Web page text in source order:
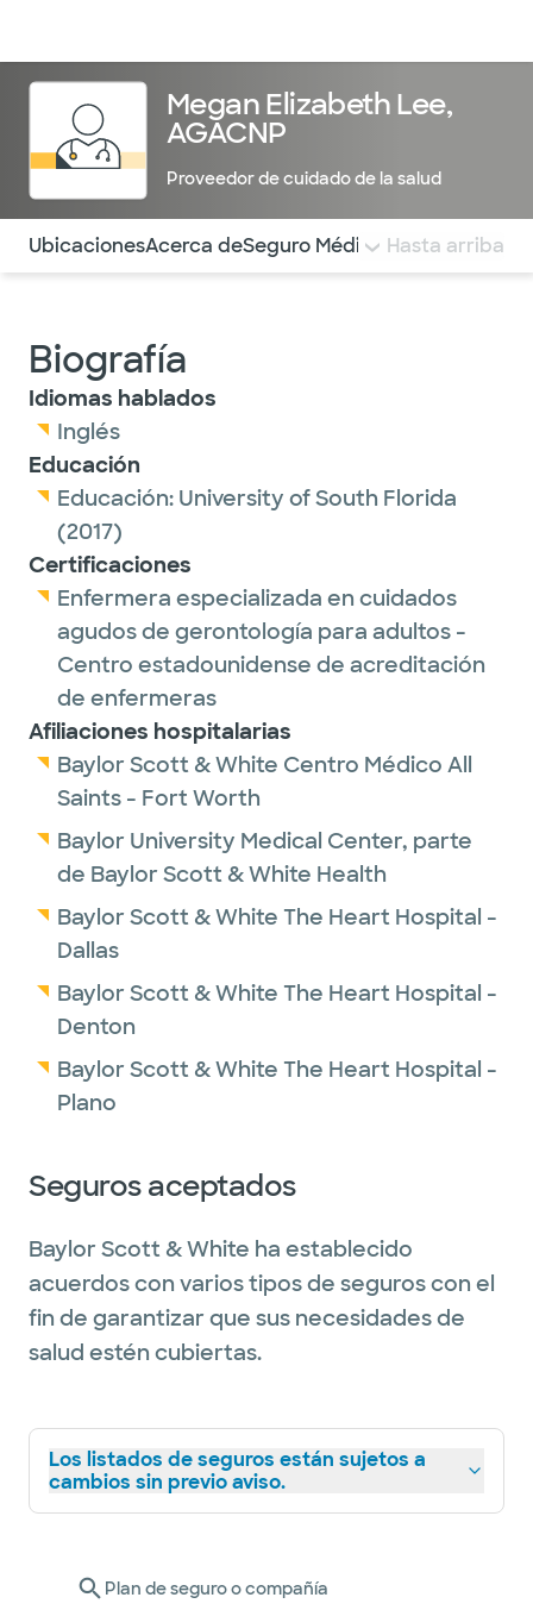
Megan Elizabeth Lee,
AGACNP
Proveedor de cuidado de la salud
Utilice esta navegación para saltar rápidamente a
UbicacionesAcerca deSeguro Médico COMENTARIOS
Hasta arriba
Biografía
Idiomas hablados
Inglés
Educación
Educación: University of South Florida
(2017)
Certificaciones
Enfermera especializada en cuidados
agudos de gerontología para adultos -
Centro estadounidense de acreditación
de enfermeras
Afiliaciones hospitalarias
Baylor Scott & White Centro Médico All
Saints - Fort Worth
Baylor University Medical Center, parte
de Baylor Scott & White Health
Baylor Scott & White The Heart Hospital -
Dallas
Baylor Scott & White The Heart Hospital -
Denton
Baylor Scott & White The Heart Hospital -
Plano
Seguros aceptados
Baylor Scott & White ha establecido
acuerdos con varios tipos de seguros con el
fin de garantizar que sus necesidades de
salud estén cubiertas.
Los listados de seguros están sujetos a
cambios sin previo aviso.
Plan de seguro o compañía